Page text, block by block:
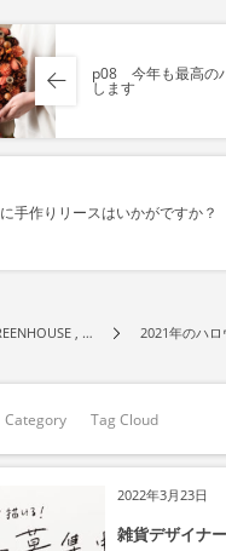
p08 今年も最高の
します
手作りリースはいかがですか？
, … 2021年のハロ
Category Tag Cloud
2022年3月23日
雑貨デザイナ